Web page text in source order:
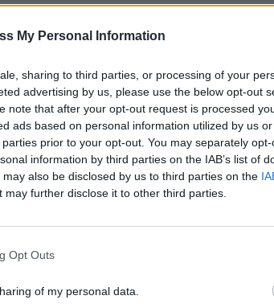
My Personal Information
sharing to third parties, or processing of your
advertising by us, please use the below opt-out
note that after your opt-out request is processed
ads based on personal information utilized by us
prior to your opt-out. You may separately
information by third parties on the IAB’s list of
also be disclosed by us to third parties on the
may further disclose it to other third parties.
Opt Outs
of my personal data.
λέει μητέρα
λόγω καθίζησης
και ενσυναίσθησης μέσα
και στο Facebook